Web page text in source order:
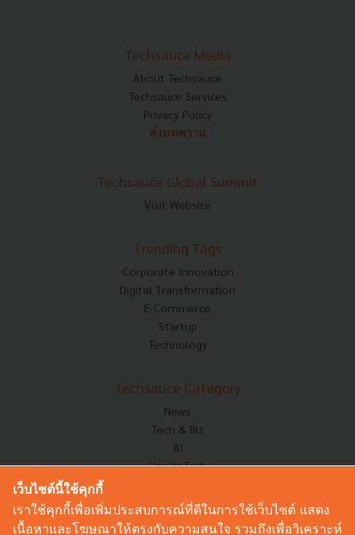
Techsauce Media
About Techsauce
Techsauce Services
Privacy Policy
ส่งบทความ
Techsauce Global Summit
Visit Website
Trending Tags
Corporate Innovation
Digital Transformation
E-Commerce
Startup
Technology
Techsauce Category
News
Tech & Biz
AI
HealthTech
Corp Innov
Saucy Thoughts
เว็บไซต์นี้ใช้คุกกี้
เราใช้คุกกี้เพื่อเพิ่มประสบการณ์ที่ดีในการใช้เว็บไซต์ แสดง
เนื้อหาและโฆษณาให้ตรงกับความสนใจ รวมถึงเพื่อวิเคราะห์